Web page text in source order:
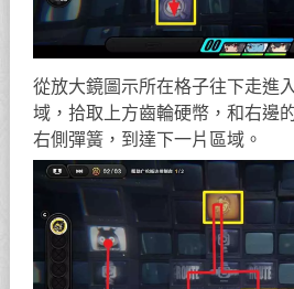
從放大鏡圖示所在格子往下走進
域，拾取上方齒輪硬幣，和右邊
右側彈簧，到達下一片區域。